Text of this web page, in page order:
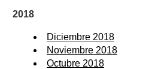
2018
Diciembre 2018
Noviembre 2018
Octubre 2018